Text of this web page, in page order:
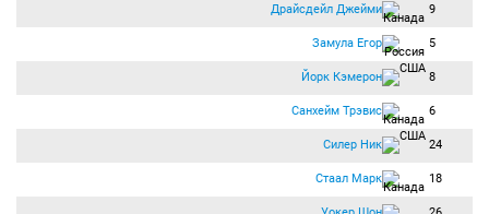
Драйсдейл Джейми 9
Замула Егор 5
Йорк Кэмерон 8
Санхейм Трэвис 6
Силер Ник 24
Стаал Марк 18